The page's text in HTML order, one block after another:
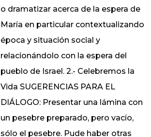
o dramatizar acerca de la espera de
María en particular contextualizando
época y situación social y
relacionándolo con la espera del
pueblo de Israel. 2.- Celebremos la
Vida SUGERENCIAS PARA EL
DIÁLOGO: Presentar una lámina con
un pesebre preparado, pero vacío,
sólo el pesebre. Pude haber otras